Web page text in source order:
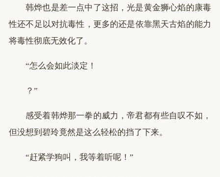
韩烨也是差一点中了这招，光是黄金狮心焰的康毒
性还不足以对抗毒性，更多的还是依靠黑天古焰的能力
将毒性彻底无效化了。
“怎么会如此淡定！
？”
感受着韩烨那一拳的威力，帝君都有些自叹不如，
但没想到碧玲竟然是这么轻松的挡了下来。
“赶紧学狗叫，我等着听呢！”